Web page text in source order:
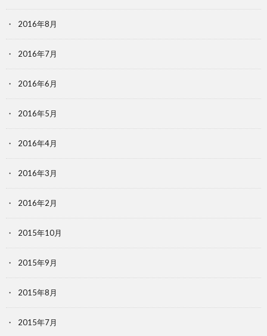
2016年8月
2016年7月
2016年6月
2016年5月
2016年4月
2016年3月
2016年2月
2015年10月
2015年9月
2015年8月
2015年7月